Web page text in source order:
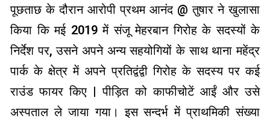
पूछताछ के दौरान आरोपी प्रथम आनंद @ तुषार ने खुलासा
किया कि मई 2019 में संजू मेहरबान गिरोह के सदस्यों के
निर्देश पर, उसने अपने अन्य सहयोगियों के साथ थाना महेंद्र
पार्क के क्षेत्र में अपने प्रतिद्वंद्वी गिरोह के सदस्य पर कई
राउंड फायर किए | पीड़ित को काफीचोटें आईं और उसे
अस्पताल ले जाया गया। इस सन्दर्भ में प्राथमिकी संख्या